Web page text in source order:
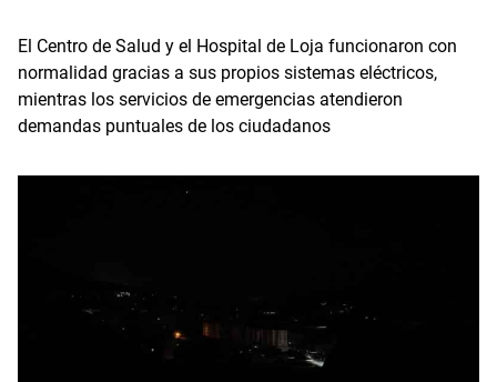
El Centro de Salud y el Hospital de Loja funcionaron con
normalidad gracias a sus propios sistemas eléctricos,
mientras los servicios de emergencias atendieron
demandas puntuales de los ciudadanos